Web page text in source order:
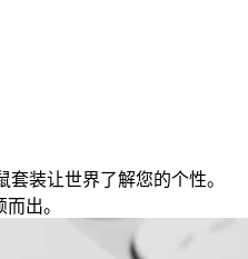
套装让世界了解您的个性。
出。